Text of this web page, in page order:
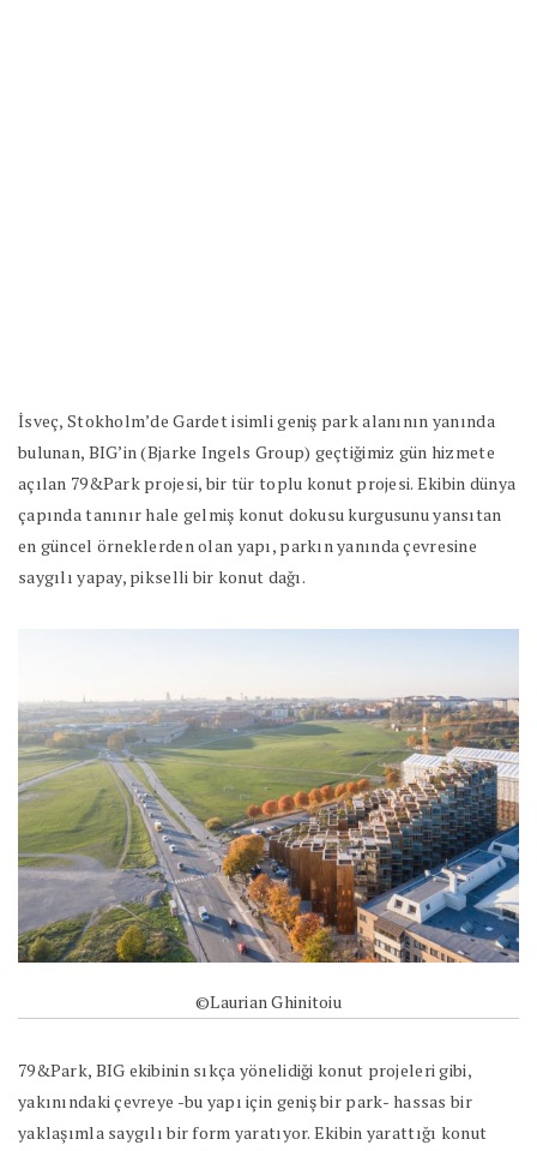
İsveç, Stokholm’de Gardet isimli geniş park alanının yanında
bulunan, BIG’in (Bjarke Ingels Group) geçtiğimiz gün hizmete
açılan 79&Park projesi, bir tür toplu konut projesi. Ekibin dünya
çapında tanınır hale gelmiş konut dokusu kurgusunu yansıtan
en güncel örneklerden olan yapı, parkın yanında çevresine
saygılı yapay, pikselli bir konut dağı.
©Laurian Ghinitoiu
79&Park, BIG ekibinin sıkça yönelidiği konut projeleri gibi,
yakınındaki çevreye -bu yapı için geniş bir park- hassas bir
yaklaşımla saygılı bir form yaratıyor. Ekibin yarattığı konut